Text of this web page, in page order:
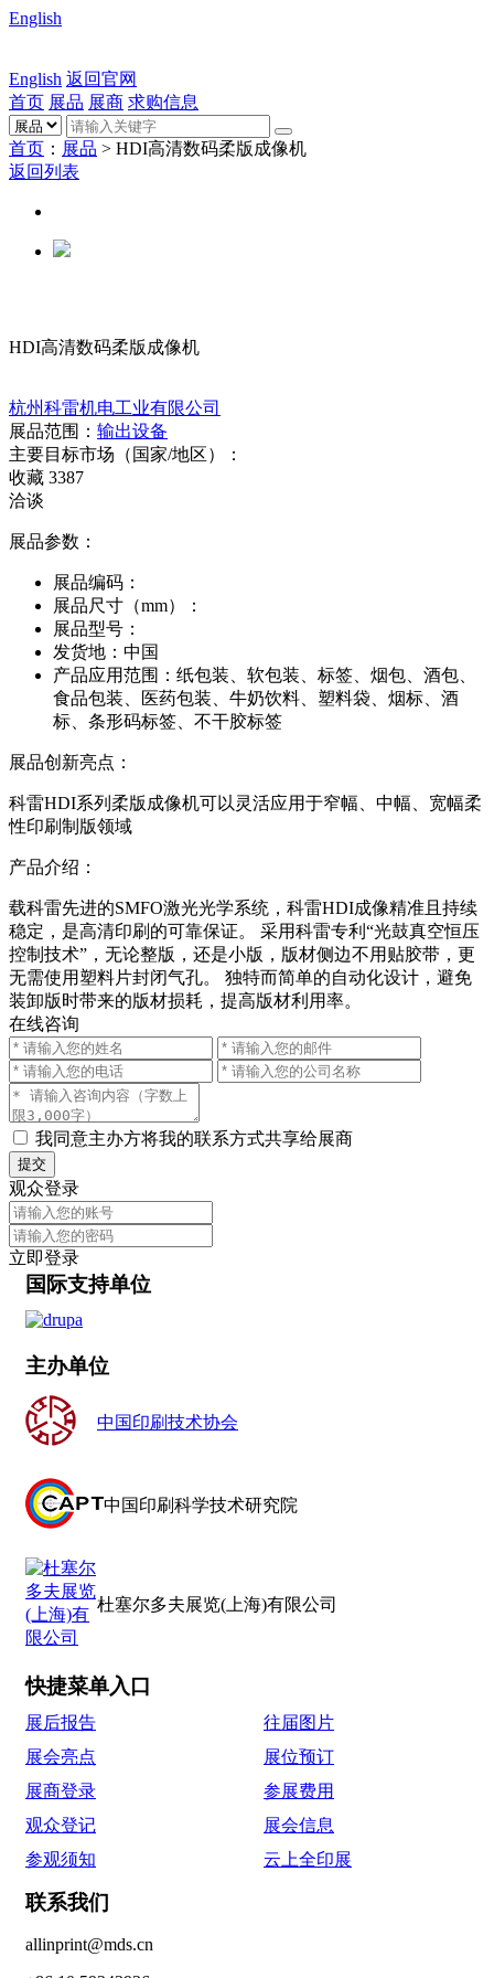
English
English 返回官网
首页 展品 展商 求购信息
首页 ： 展品 > HDI高清数码柔版成像机
返回列表
HDI高清数码柔版成像机
杭州科雷机电工业有限公司
展品范围： 输出设备
主要目标市场（国家/地区）：
收藏 3387
洽谈
展品参数：
展品编码：
展品尺寸（mm）：
展品型号：
发货地： 中国
产品应用范围： 纸包装、软包装、标签、烟包、酒包、
食品包装、医药包装、牛奶饮料、塑料袋、烟标、酒
标、条形码标签、不干胶标签
展品创新亮点：
科雷HDI系列柔版成像机可以灵活应用于窄幅、中幅、宽幅柔
性印刷制版领域
产品介绍：
载科雷先进的SMFO激光光学系统，科雷HDI成像精准且持续
稳定，是高清印刷的可靠保证。 采用科雷专利“光鼓真空恒压
控制技术”，无论整版，还是小版，版材侧边不用贴胶带，更
无需使用塑料片封闭气孔。 独特而简单的自动化设计，避免
装卸版时带来的版材损耗，提高版材利用率。
在线咨询
我同意主办方将我的联系方式共享给展商
提交
观众登录
立即登录
国际支持单位
主办单位
中国印刷技术协会
中国印刷科学技术研究院
杜塞尔多夫展览(上海)有限公司
快捷菜单入口
展后报告
往届图片
展会亮点
展位预订
展商登录
参展费用
观众登记
展会信息
参观须知
云上全印展
联系我们
allinprint@mds.cn